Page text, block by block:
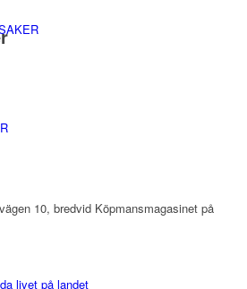
10, bredvid Köpmansmagasinet på
livet på landet